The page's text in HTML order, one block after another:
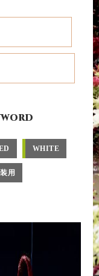
WHITE
用